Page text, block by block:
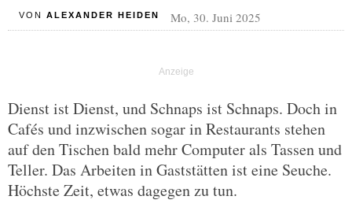
VON ALEXANDER HEIDEN Mo, 30. Juni 2025
Dienst ist Dienst, und Schnaps ist Schnaps. Doch in
Cafés und inzwischen sogar in Restaurants stehen
auf den Tischen bald mehr Computer als Tassen und
Teller. Das Arbeiten in Gaststätten ist eine Seuche.
Höchste Zeit, etwas dagegen zu tun.